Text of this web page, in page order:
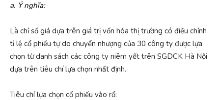
a. Ý nghĩa:
Là chỉ số giá dựa trên giá trị vốn hóa thị trường có điều chỉnh
tỉ lệ cổ phiếu tự do chuyển nhượng của 30 công ty được lựa
chọn từ danh sách các công ty niêm yết trên SGDCK Hà Nội
dựa trên tiêu chí lựa chọn nhất định.
Tiêu chí lựa chọn cổ phiếu vào rổ: